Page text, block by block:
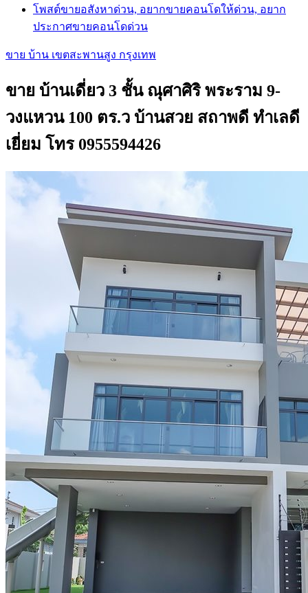
โพสต์ขายอสังหาด่วน, อยากขายคอนโดให้ด่วน, อยาก
ประกาศขายคอนโดด่วน
ขาย บ้าน เขตสะพานสูง กรุงเทพ
ขาย บ้านเดี่ยว 3 ชั้น ณุศาศิริ พระราม 9-
วงแหวน 100 ตร.ว บ้านสวย สถาพดี ทำเลดี
เยี่ยม โทร 0955594426